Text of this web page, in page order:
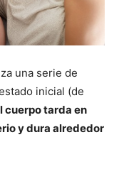
una serie de
inicial (de
cuerpo tarda en
y dura alrededor